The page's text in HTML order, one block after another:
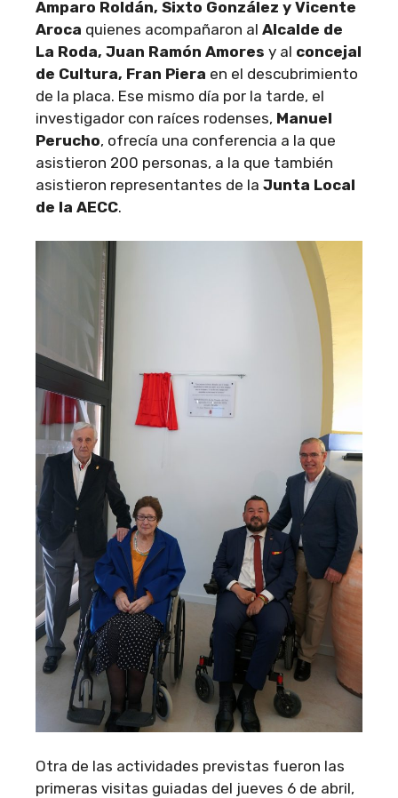
Amparo Roldán, Sixto González y Vicente
Aroca quienes acompañaron al Alcalde de
La Roda, Juan Ramón Amores y al concejal
de Cultura, Fran Piera en el descubrimiento
de la placa. Ese mismo día por la tarde, el
investigador con raíces rodenses, Manuel
Perucho, ofrecía una conferencia a la que
asistieron 200 personas, a la que también
asistieron representantes de la Junta Local
de la AECC.
Otra de las actividades previstas fueron las
primeras visitas guiadas del jueves 6 de abril,